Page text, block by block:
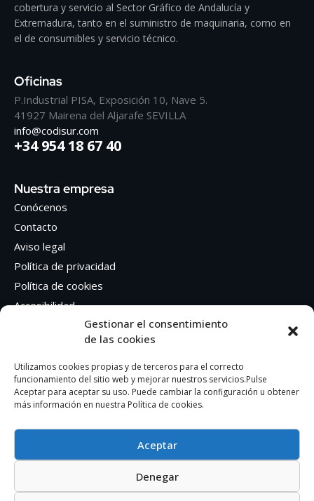
Gestionar el consentimiento
de las cookies
Utilizamos cookies propias y de terceros para el correcto
funcionamiento del sitio web y mejorar nuestros servicios.Pulse
Aceptar para aceptar su uso. Puede cambiar la configuración u obtener
más información en nuestra Política de cookies.
Aceptar
Denegar
cobertura y servicio al Sector Gráfico de Andalucía y
Extremadura, tanto en el suministro de maquinaria, como en
el de consumibles y servicio técnico.
Oficinas
P.Industrial PISA, Exposición 10, Nave 5.
41927 Mairena del Aljarafe SEVILLA
info@codisur.com
+34 954 18 67 40
Nuestra empresa
Conócenos
Contacto
Aviso legal
Política de privacidad
Política de cookies
Accesibilidad
Síguenos en Redes sociales
Facebook
Instagram
AUTOEDICION GRAFICA SA – CIF: A41362401